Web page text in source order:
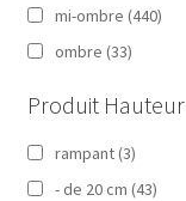
mi-ombre (440)
ombre (33)
Produit Hauteur
rampant (3)
- de 20 cm (43)